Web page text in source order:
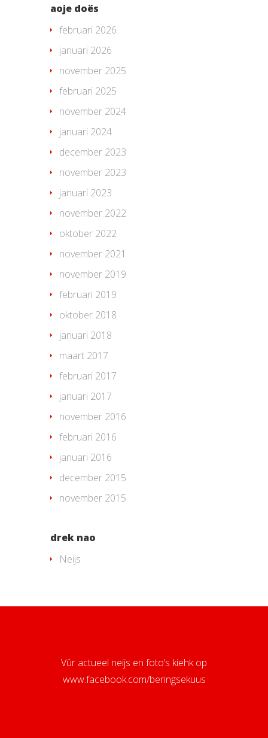
aoje doës
februari 2026
januari 2026
november 2025
februari 2025
november 2024
januari 2024
december 2023
november 2023
januari 2023
november 2022
oktober 2022
november 2021
november 2019
februari 2019
oktober 2018
januari 2018
maart 2017
februari 2017
januari 2017
november 2016
februari 2016
januari 2016
december 2015
november 2015
drek nao
Neijs
Vûr actueel neijs en foto’s kiehk op
www.facebook.com/beringsekuus